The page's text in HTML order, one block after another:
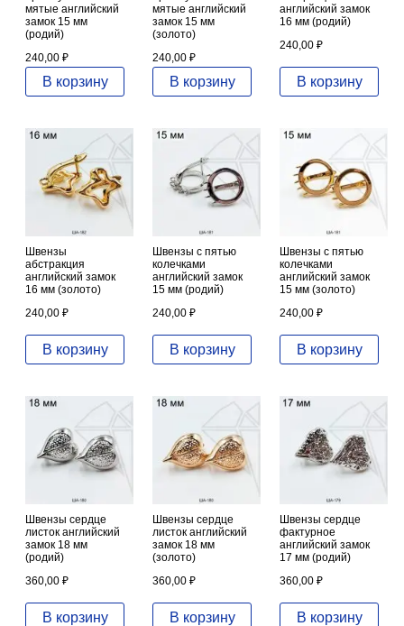
мятые английский
замок 15 мм
(родий)
240,00 ₽
В корзину
мятые английский
замок 15 мм
(золото)
240,00 ₽
В корзину
английский замок
16 мм (родий)
240,00 ₽
В корзину
Швензы
абстракция
английский замок
16 мм (золото)
240,00 ₽
В корзину
Швензы с пятью
колечками
английский замок
15 мм (родий)
240,00 ₽
В корзину
Швензы с пятью
колечками
английский замок
15 мм (золото)
240,00 ₽
В корзину
Швензы сердце
листок английский
замок 18 мм
(родий)
360,00 ₽
В корзину
Швензы сердце
листок английский
замок 18 мм
(золото)
360,00 ₽
В корзину
Швензы сердце
фактурное
английский замок
17 мм (родий)
360,00 ₽
В корзину